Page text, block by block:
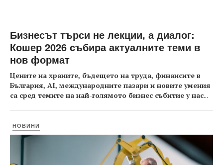
Бизнесът търси не лекции, а диалог:
Кошер 2026 събира актуалните теми в
нов формат
Цените на храните, бъдещето на труда, финансите в
България, AI, международните пазари и новите умения
са сред темите на най-голямото бизнес събитие у нас...
НОВИНИ